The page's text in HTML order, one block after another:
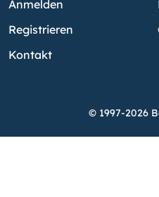
Anmelden
Registrieren
Kontakt
© 1997-2026